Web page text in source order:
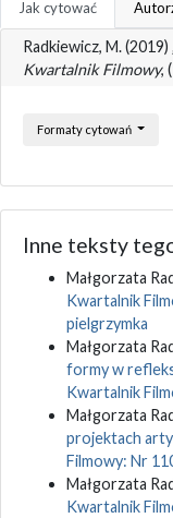
Jak cytować
Radkiewicz, M.
Kwartalnik Filmowy,
Formaty cytowań
Inne teksty
Małgorzata
Kwartalnik
pielgrzymka
Małgorzata
formy w
Kwartalnik
Małgorzata
projektach
Filmowy: Nr
Małgorzata
Kwartalnik